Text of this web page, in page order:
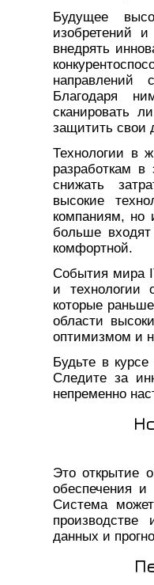
Будущее
изобретений
внедрять
направлений
Благодаря
сканировать
защитить свои
Технологии в
разработкам
снижать
высокие
компаниям, но
больше
комфортной.
События мира
и технологии
которые
области
оптимизмом и
Будьте в
Следите за
непременно
Это открытие
обеспечения
Система
данных и